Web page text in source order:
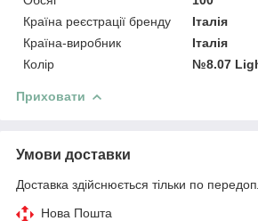
Країна реєстрації бренду
Італія
Країна-виробник
Італія
Колір
№8.07
Приховати
Умови доставки
Доставка здійснюється тільки по
Нова Пошта